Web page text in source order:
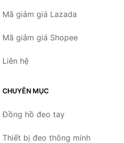
Mã giảm giá Lazada
Mã giảm giá Shopee
Liên hệ
CHUYÊN MỤC
Đồng hồ đeo tay
Thiết bị đeo thông minh